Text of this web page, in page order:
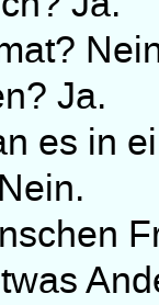
Ja.
in